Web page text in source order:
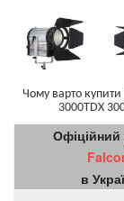
Чому варто купити
3000TDX
в